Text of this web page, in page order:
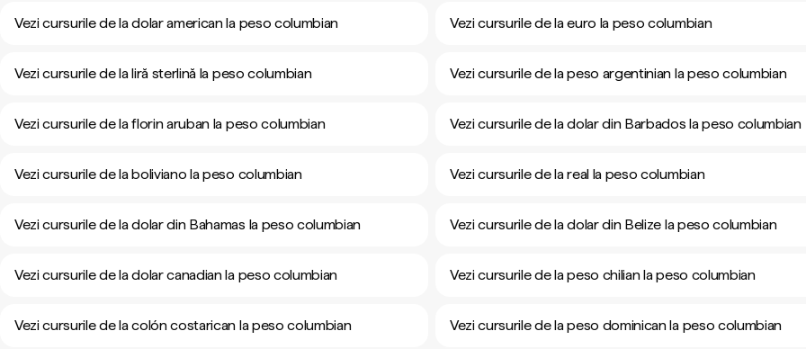
Vezi cursurile de la dolar american la peso columbian
Vezi cursurile de la euro la peso columbian
Vezi cursurile de la liră sterlină la peso columbian Vezi cursurile de la peso argentinian la peso columbian
Vezi cursurile de la florin aruban la peso columbian Vezi cursurile de la dolar din Barbados la peso columbian
Vezi cursurile de la boliviano la peso columbian Vezi cursurile de la real la peso columbian
Vezi cursurile de la dolar din Bahamas la peso columbian Vezi cursurile de la dolar din Belize la peso columbian
Vezi cursurile de la dolar canadian la peso columbian Vezi cursurile de la peso chilian la peso columbian
Vezi cursurile de la colón costarican la peso columbian Vezi cursurile de la peso dominican la peso columbian